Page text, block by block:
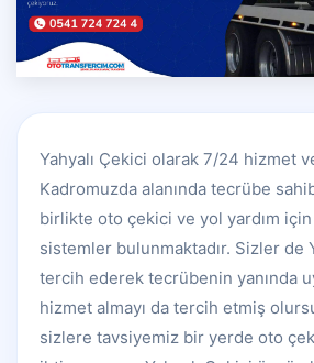
Yahyalı Çekici olarak 7/24 hizmet
Kadromuzda alanında tecrübe
birlikte oto çekici ve yol yardım
sistemler bulunmaktadır. Sizler de
tercih ederek tecrübenin yanında
hizmet almayı da tercih etmiş
sizlere tavsiyemiz bir yerde oto